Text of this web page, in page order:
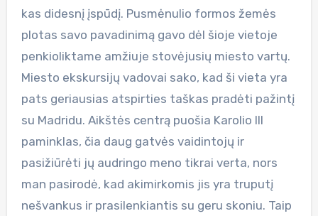
kas didesnį įspūdį. Pusmėnulio formos žemės
plotas savo pavadinimą gavo dėl šioje vietoje
penkioliktame amžiuje stovėjusių miesto vartų.
Miesto ekskursijų vadovai sako, kad ši vieta yra
pats geriausias atspirties taškas pradėti pažintį
su Madridu. Aikštės centrą puošia Karolio III
paminklas, čia daug gatvės vaidintojų ir
pasižiūrėti jų audringo meno tikrai verta, nors
man pasirodė, kad akimirkomis jis yra truputį
nešvankus ir prasilenkiantis su geru skoniu. Taip